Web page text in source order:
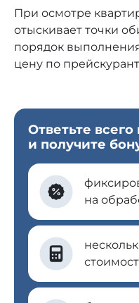
При осмотре
отыскивает точки
порядок
цену по
Ответьте
и получите
на